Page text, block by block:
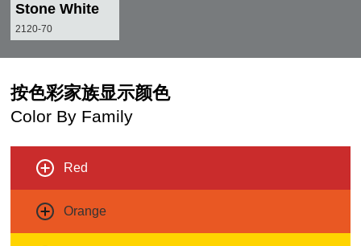
Stone White
2120-70
按色彩家族显示颜色
Color By Family
Red
Orange